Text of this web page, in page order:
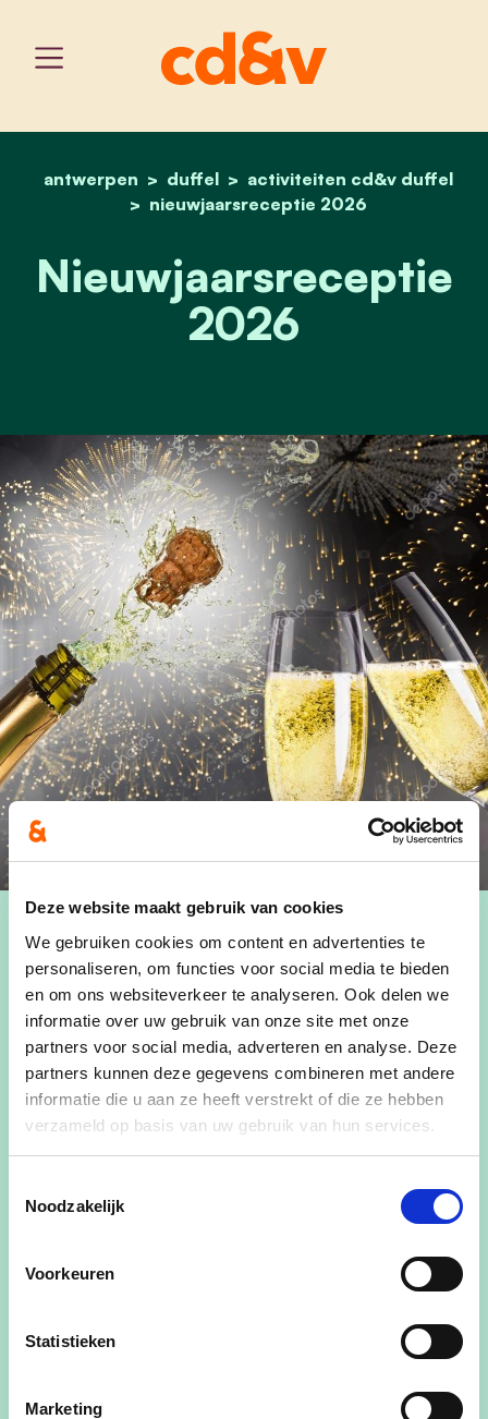
Deze website maakt gebruik van cookies
We gebruiken cookies om content en advertenties te
personaliseren, om functies voor social media te bieden
en om ons websiteverkeer te analyseren. Ook delen we
informatie over uw gebruik van onze site met onze
partners voor social media, adverteren en analyse. Deze
partners kunnen deze gegevens combineren met andere
informatie die u aan ze heeft verstrekt of die ze hebben
verzameld op basis van uw gebruik van hun services.
Noodzakelijk
Voorkeuren
Statistieken
Marketing
home
antwerpen duffel
activiteiten cd&v duffel
nieuwjaarsreceptie 2026
nieuwjaarsreceptie 2026
Nieuwjaarsreceptie
2026
Wanneer
31/01/26
19:00-
Waar
Kantine KVV Duffel
Heidestraat 7B
Duffel 2570
Onze nieuwjaarsreceptie gaat door op zaterdag